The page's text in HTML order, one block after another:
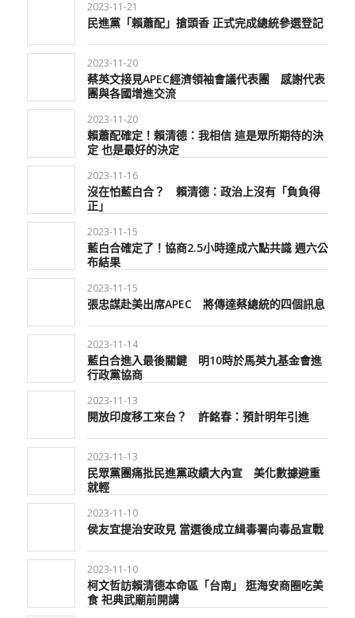
2023-11-21
民進黨「賴蕭配」搶頭香 正式完成總統參選登記
2023-11-20
蔡英文接見APEC經濟領袖會議代表團 感謝代表
團與各國增進交流
2023-11-20
賴蕭配確定！賴清德：我相信 這是眾所期待的決
定 也是最好的決定
2023-11-16
沒在怕藍白合？ 賴清德：政治上沒有「負負得
正」
2023-11-15
藍白合確定了！協商2.5小時達成六點共識 週六公
布結果
2023-11-15
張忠謀赴美出席APEC 將傳達蔡總統的四個訊息
2023-11-14
藍白合進入最後關鍵 明10時於馬英九基金會進
行政黨協商
2023-11-13
開放印度移工來台？ 許銘春：預計明年引進
2023-11-13
民眾黨團痛批民進黨政績大內宣 美化數據避重
就輕
2023-11-10
侯友宜提治安政見 當選後成立緝毒署向毒品宣戰
2023-11-10
柯文哲訪賴清德本命區「台南」 逛海安商圈吃美
食 祀典武廟前開講